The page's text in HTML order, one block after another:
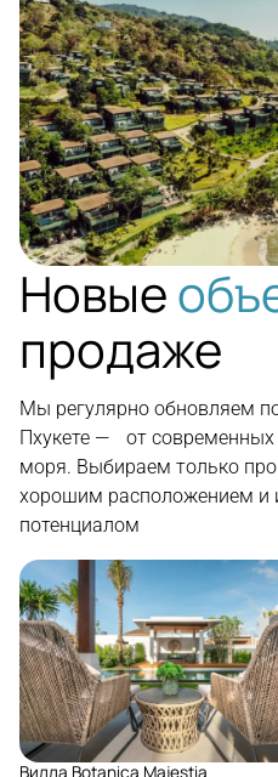
Новые
продаже
Мы регулярно обновляем
Пхукете — от современных
моря. Выбираем только
хорошим расположением и
потенциалом
Вилла Botanica Majestia